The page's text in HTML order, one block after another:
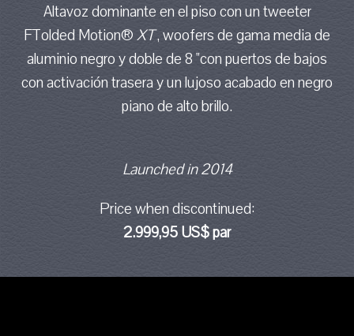
Altavoz dominante en el piso con un tweeter
FTolded Motion®XT, woofers de gama media de
aluminio negro y doble de 8 "con puertos de bajos
con activación trasera y un lujoso acabado en negro
piano de alto brillo.
Launched in 2014
Price when discontinued:
2.999,95 US$ par